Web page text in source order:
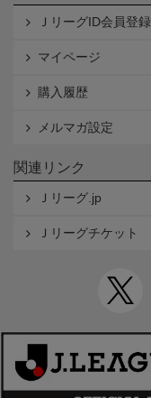
ＪリーグID会員登録
マイページ
購入履歴
メルマガ設定
関連リンク
Ｊリーグ.jp
Ｊリーグチケット